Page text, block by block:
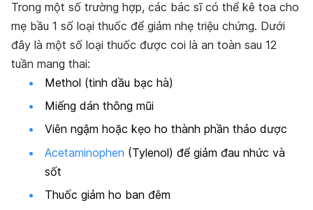
Trong một số trường hợp, các bác sĩ có thể kê toa cho
mẹ bầu 1 số loại thuốc để giảm nhẹ triệu chứng. Dưới
đây là một số loại thuốc được coi là an toàn sau 12
tuần mang thai:
Methol (tinh dầu bạc hà)
Miếng dán thông mũi
Viên ngậm hoặc kẹo ho thành phần thảo dược
Acetaminophen (Tylenol) để giảm đau nhức và
sốt
Thuốc giảm ho ban đêm